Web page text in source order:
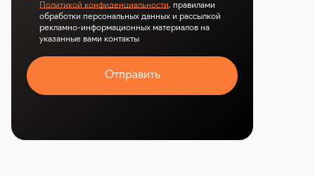
Политикой конфиденциальности, правилами
обработки персональных данных и рассылкой
рекламно-информационных материалов на
указанные вами контакты
Отправить